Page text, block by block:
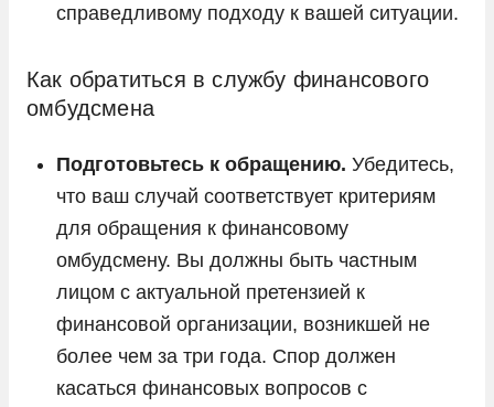
справедливому подходу к вашей ситуации.
Как обратиться в службу финансового
омбудсмена
Подготовьтесь к обращению. Убедитесь,
что ваш случай соответствует критериям
для обращения к финансовому
омбудсмену. Вы должны быть частным
лицом с актуальной претензией к
финансовой организации, возникшей не
более чем за три года. Спор должен
касаться финансовых вопросов с